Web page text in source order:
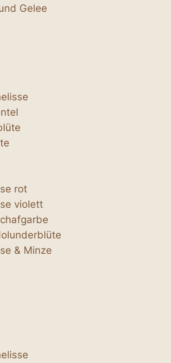
Gelee
rot
violett
& Minze